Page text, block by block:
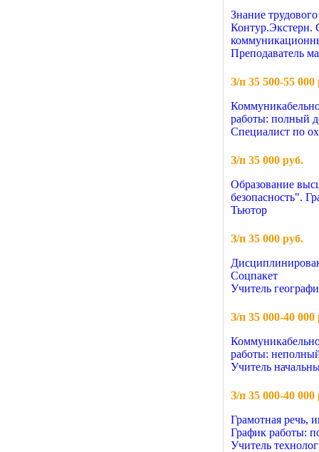
Знание
Контур.Экстерн.
Преподаватель
З/п 35 500-55 000
работы: полный
Специалист по
З/п 35 000 руб.
Образование
безопасность".
Тьютор
З/п 35 000 руб.
Соцпакет
Учитель
З/п 35 000-40 000
работы:
Учитель
З/п 35 000-40 000
Грамотная речь,
График работы:
Учитель